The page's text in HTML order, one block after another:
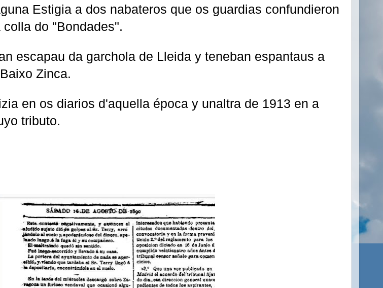
Estigia a dos nabateros que os guardias confundieron
do "Bondades".
escapau da garchola de Lleida y teneban espantaus a
Zinca.
en os diarios d'aquella época y unaltra de 1913 en a
tributo.